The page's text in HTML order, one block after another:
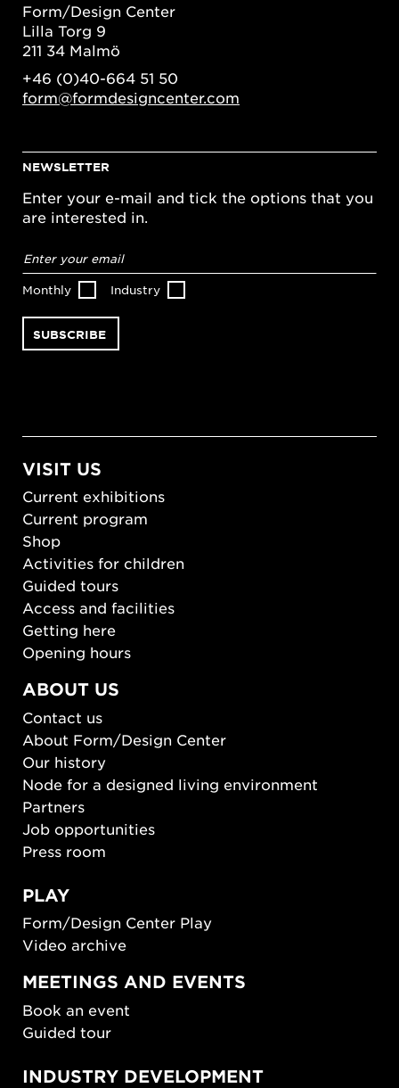
Form/Design Center
Lilla Torg 9
211 34 Malmö
+46 (0)40-664 51 50
form@formdesigncenter.com
NEWSLETTER
Enter your e-mail and tick the options that you
are interested in.
address*
Monthly Industry
VISIT US
Current exhibitions
Current program
Shop
Activities for children
Guided tours
Access and facilities
Getting here
Opening hours
ABOUT US
Contact us
About Form/Design Center
Our history
Node for a designed living environment
Partners
Job opportunities
Press room
PLAY
Form/Design Center Play
Video archive
MEETINGS AND EVENTS
Book an event
Guided tour
INDUSTRY DEVELOPMENT